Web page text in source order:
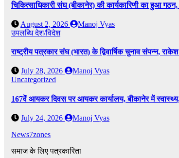
चिकित्साधिकारी संघ (बीकानेर) की कार्यकारिणी का हुआ
August 2, 2026
Manoj Vyas
उपलब्धिदेश/विदेश
राष्ट्रीय पत्रकार संघ (भारत) के द्विवार्षिक चुनाव संपन्न,
July 28, 2026
Manoj Vyas
Uncategorized
167वें आयकर दिवस पर आयकर कार्यालय, बीकानेर में
July 24, 2026
Manoj Vyas
News7zones
समाज के लिए पत्रकारिता